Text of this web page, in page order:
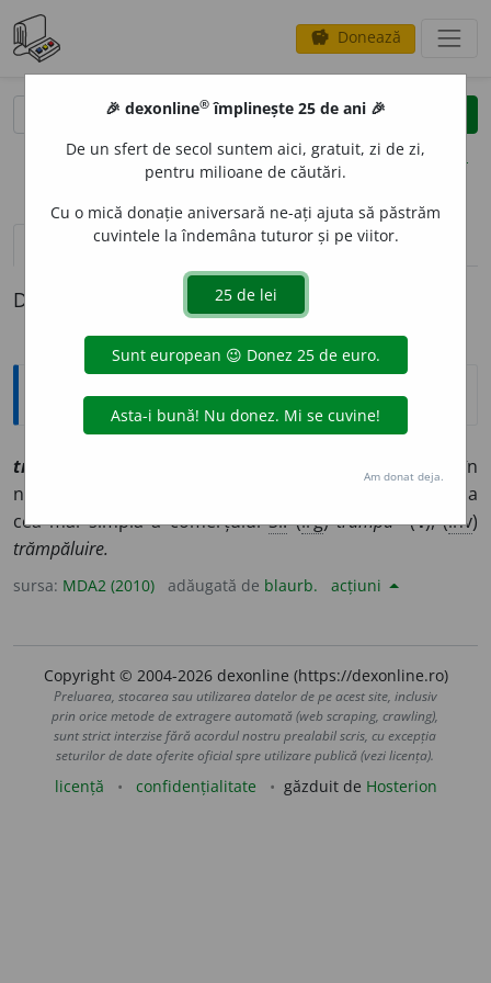
savings Donează
clear
opțiuni
definiții (1) pronunțievolume_up (23)
Definiția cu ID-ul 1208909:
Explicative DEX
troc
] Schimb în
natură (apărut în comuna primitivă), constituind forma
cea mai simplă a comerțuluiSi:(îrg)trampă (1), (înv)
trămpăluire.
sursa: MDA2 (2010) adăugată de blaurb. acțiuni
Copyright © 2004-2026 dexonline (https://dexonline.ro)
Preluarea, stocarea sau utilizarea datelor de pe acest site, inclusiv
prin orice metode de extragere automată (web scraping, crawling),
sunt strict interzise fără acordul nostru prealabil scris, cu excepția
seturilor de date oferite oficial spre utilizare publică (vezi licența).
licență confidențialitate găzduit de Hosterion
🎉 dexonline® împlinește 25 de ani 🎉
De un sfert de secol suntem aici, gratuit, zi de zi,
pentru milioane de căutări.
Cu o mică donație aniversară ne-ați ajuta să păstrăm
cuvintele la îndemâna tuturor și pe viitor.
Am donat deja.